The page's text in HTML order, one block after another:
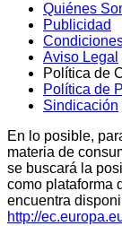
Quiénes
Publicidad
Aviso Legal
Política de
Política de
Sindicación
En lo posible,
materia de
se buscará la
como plataforma
encuentra
http://